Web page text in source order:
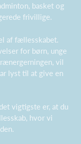
basket og
frivillige.
af fællesskabet.
for børn, unge
vil
lyst til at give en
vigtigste er, at du
hvor vi